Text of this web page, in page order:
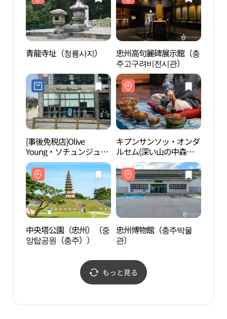
青龍寺址（청룡사지）
忠州高句麗碑展示館（충
주고구려비전시관）
[事後免税店]Olive
Young・ソチュンジュ
（西忠州）店(올리브영
서충주점)
キプンサンソッ・オンダ
ルセム(深い山の中森の
泉) (깊은산속 옹달샘)
中央塔公園（忠州）（중
앙탑공원（충주））
忠州博物館（충주박물
관）
もっと見る